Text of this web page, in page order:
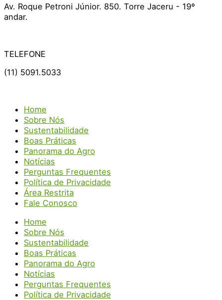
Av. Roque Petroni Júnior. 850. Torre Jaceru - 19º
andar.
TELEFONE
(11) 5091.5033
Home
Sobre Nós
Sustentabilidade
Boas Práticas
Panorama do Agro
Notícias
Perguntas Frequentes
Política de Privacidade
Área Restrita
Fale Conosco
Home
Sobre Nós
Sustentabilidade
Boas Práticas
Panorama do Agro
Notícias
Perguntas Frequentes
Política de Privacidade